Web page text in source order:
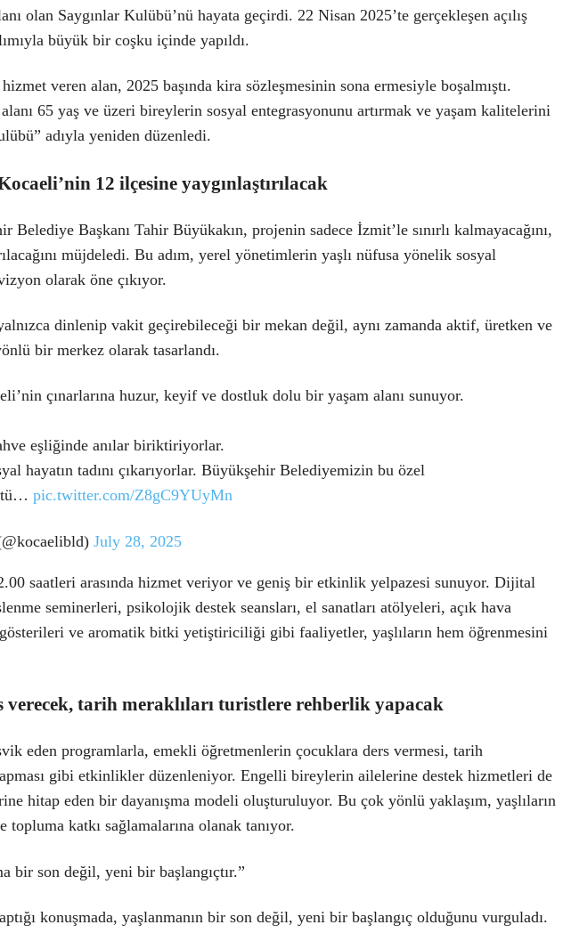
olan Saygınlar Kulübü’nü hayata geçirdi. 22 Nisan 2025’te gerçekleşen açılış
büyük bir coşku içinde yapıldı.
veren alan, 2025 başında kira sözleşmesinin sona ermesiyle boşalmıştı.
65 yaş ve üzeri bireylerin sosyal entegrasyonunu artırmak ve yaşam kalitelerini
adıyla yeniden düzenledi.
12 ilçesine yaygınlaştırılacak
Belediye Başkanı Tahir Büyükakın, projenin sadece İzmit’le sınırlı kalmayacağını,
müjdeledi. Bu adım, yerel yönetimlerin yaşlı nüfusa yönelik sosyal
olarak öne çıkıyor.
dinlenip vakit geçirebileceği bir mekan değil, aynı zamanda aktif, üretken ve
bir merkez olarak tasarlandı.
çınarlarına huzur, keyif ve dostluk dolu bir yaşam alanı sunuyor.
eşliğinde anılar biriktiriyorlar.
hayatın tadını çıkarıyorlar. Büyükşehir Belediyemizin bu özel
pic.twitter.com/Z8gC9YUyMn
July 28, 2025
saatleri arasında hizmet veriyor ve geniş bir etkinlik yelpazesi sunuyor. Dijital
seminerleri, psikolojik destek seansları, el sanatları atölyeleri, açık hava
ve aromatik bitki yetiştiriciliği gibi faaliyetler, yaşlıların hem öğrenmesini
verecek, tarih meraklıları turistlere rehberlik yapacak
eden programlarla, emekli öğretmenlerin çocuklara ders vermesi, tarih
gibi etkinlikler düzenleniyor. Engelli bireylerin ailelerine destek hizmetleri de
hitap eden bir dayanışma modeli oluşturuluyor. Bu çok yönlü yaklaşım, yaşlıların
katkı sağlamalarına olanak tanıyor.
bir son değil, yeni bir başlangıçtır.”
konuşmada, yaşlanmanın bir son değil, yeni bir başlangıç olduğunu vurguladı.